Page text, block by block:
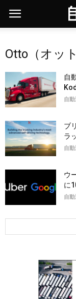
Otto（オット
自
自
ブ
ラ
自
ウ
に
自